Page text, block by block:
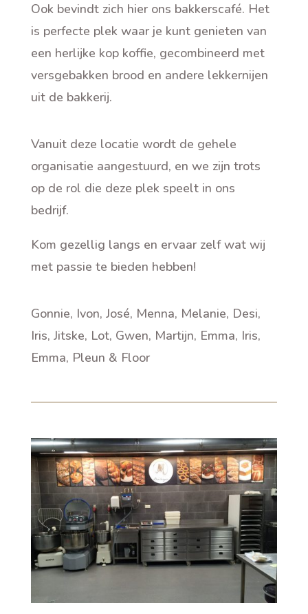
Ook bevindt zich hier ons bakkerscafé. Het
is perfecte plek waar je kunt genieten van
een herlijke kop koffie, gecombineerd met
versgebakken brood en andere lekkernijen
uit de bakkerij.
Vanuit deze locatie wordt de gehele
organisatie aangestuurd, en we zijn trots
op de rol die deze plek speelt in ons
bedrijf.
Kom gezellig langs en ervaar zelf wat wij
met passie te bieden hebben!
Gonnie, Ivon, José, Menna, Melanie, Desi,
Iris, Jitske, Lot, Gwen, Martijn, Emma, Iris,
Emma, Pleun & Floor